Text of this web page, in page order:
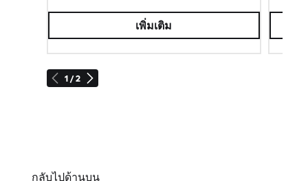
1 / 2
เพิ่มเติม
กลับไปด้านบน